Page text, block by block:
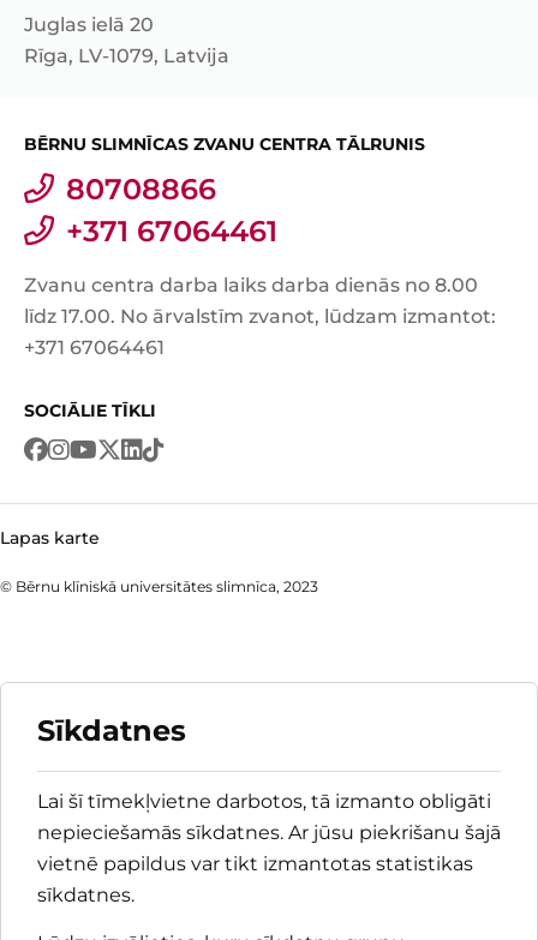
Juglas ielā 20
Rīga, LV-1079, Latvija
BĒRNU SLIMNĪCAS ZVANU CENTRA TĀLRUNIS
80708866
+371 67064461
Zvanu centra darba laiks darba dienās no 8.00
līdz 17.00. No ārvalstīm zvanot, lūdzam izmantot:
+371 67064461
SOCIĀLIE TĪKLI
© Bērnu klīniskā universitātes slimnīca, 2023
Lapas karte
Sīkdatnes
Lai šī tīmekļvietne darbotos, tā izmanto obligāti
nepieciešamās sīkdatnes. Ar jūsu piekrišanu šajā
vietnē papildus var tikt izmantotas statistikas
sīkdatnes.